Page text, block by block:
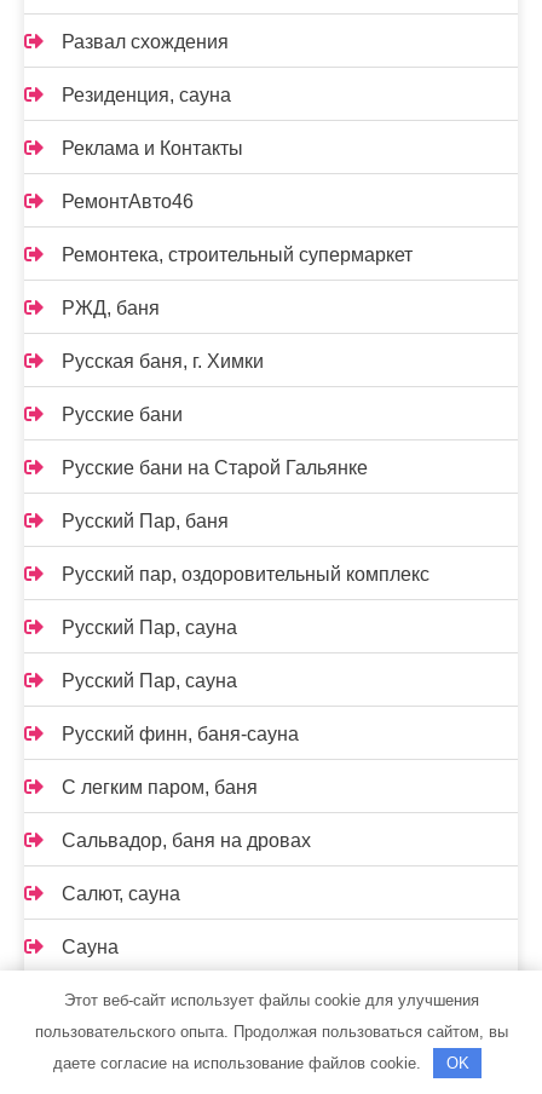
Развал схождения
Резиденция, сауна
Реклама и Контакты
РемонтАвто46
Ремонтека, строительный супермаркет
РЖД, баня
Русская баня, г. Химки
Русские бани
Русские бани на Старой Гальянке
Русский Пар, баня
Русский пар, оздоровительный комплекс
Русский Пар, сауна
Русский Пар, сауна
Русский финн, баня-сауна
С легким паром, баня
Сальвадор, баня на дровах
Салют, сауна
Сауна
Сауна на Раевском тракте
Этот веб-сайт использует файлы cookie для улучшения
пользовательского опыта. Продолжая пользоваться сайтом, вы
даете согласие на использование файлов cookie.
OK